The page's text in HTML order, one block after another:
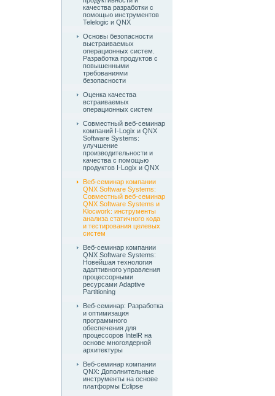
качества разработки с
помощью инструментов
Telelogic и QNX
Основы безопасности
выстраиваемых
операционных систем.
Разработка продуктов с
повышенными
требованиями
безопасности
Оценка качества
встраиваемых
операционных систем
Совместный веб-семинар
компаний I-Logix и QNX
Software Systems:
улучшение
производительности и
качества с помощью
продуктов I-Logix и QNX
Веб-семинар компании
QNX Software Systems:
Совместный веб-семинар
QNX Software Systems и
Klocwork: инструменты
анализа статичного кода
и тестирования целевых
систем
Веб-семинар компании
QNX Software Systems:
Новейшая технология
адаптивного управления
процессорными
ресурсами Adaptive
Partitioning
Веб-семинар: Разработка
и оптимизация
программного
обеспечения для
процессоров IntelR на
основе многоядерной
архитектуры
Веб-семинар компании
QNX: Дополнительные
инструменты на основе
платформы Eclipse